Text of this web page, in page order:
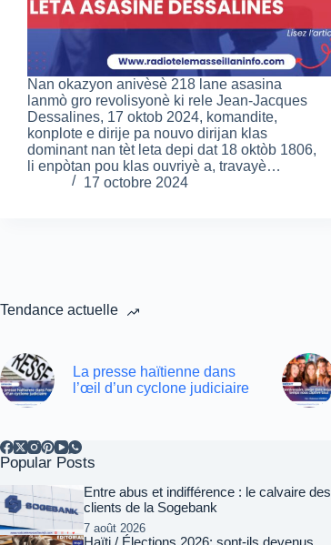
Nan okazyon anivèsè 218 lane asasina
lanmò gro revolisyonè ki rele Jean-Jacques
Dessalines, 17 oktob 2024, komandite,
konplote e dirije pa nouvo dirijan klas
dominant nan tèt leta depi dat 18 oktòb 1806,
li enpòtan pou klas ouvriyè a, travayè…
17 octobre 2024
Tendance actuelle
La presse haïtienne dans
l’œil d’un cyclone judiciaire
Popular Posts
Entre abus et indifférence : le calvaire des
clients de la Sogebank
7 août 2026